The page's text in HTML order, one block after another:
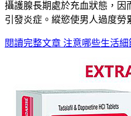
攝護腺長期處於充血狀態，因
引發炎症。縱慾使男人過度勞
閱讀完整文章 注意哪些生活